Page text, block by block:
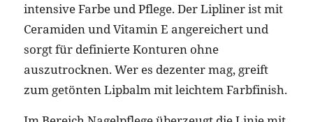
intensive Farbe und Pflege. Der Lipliner ist mit
Ceramiden und Vitamin E angereichert und
sorgt für definierte Konturen ohne
auszutrocknen. Wer es dezenter mag, greift
zum getönten Lipbalm mit leichtem Farbfinish.